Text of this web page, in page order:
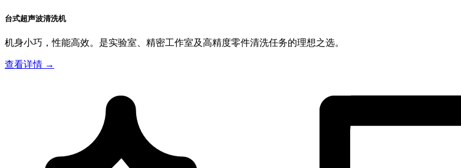
台式超声波清洗机
机身小巧，性能高效。是实验室、精密工作室及高精度零件清洗任务的理想之选。
查看详情 →